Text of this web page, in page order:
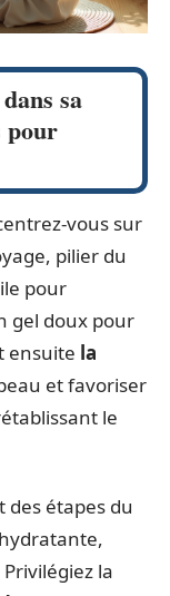
sa
pour
vous sur
pilier du
pour
gel doux pour
ensuite la
et favoriser
le
des étapes du
Privilégiez la